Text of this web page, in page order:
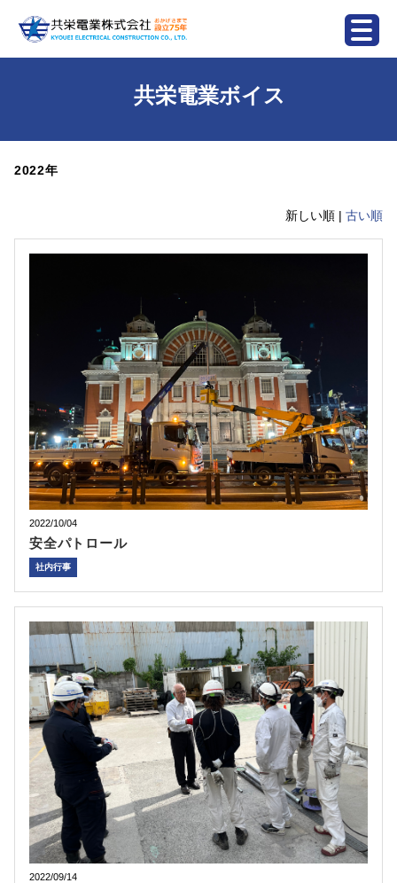
共栄電業ボイス
2022年
新しい順 | 古い順
2022/10/04
安全パトロール
社内行事
2022/09/14